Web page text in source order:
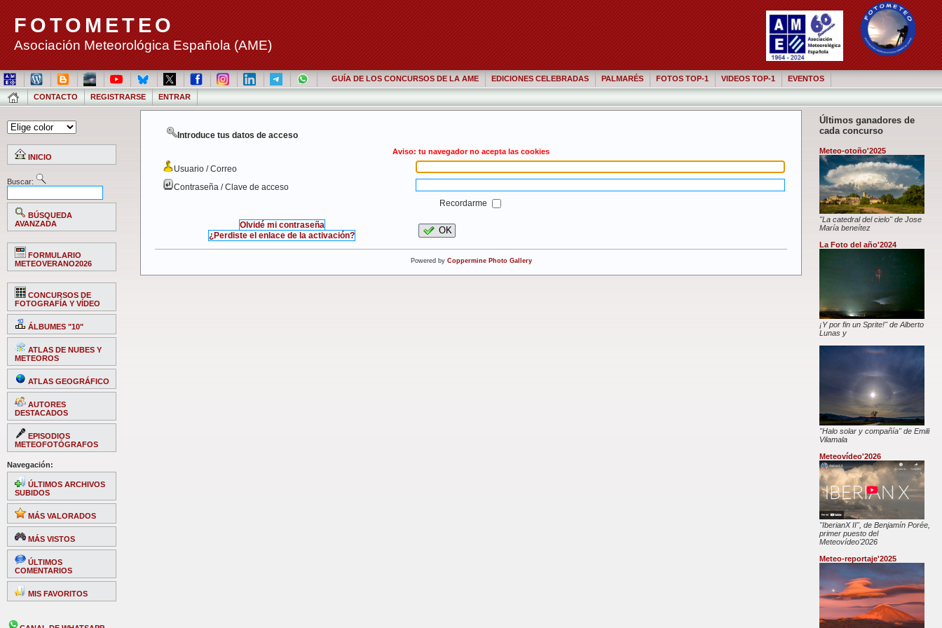
FOTOMETEO
Asociación Meteorológica Española (AME)
GUÍA DE LOS CONCURSOS DE LA AME EDICIONES CELEBRADAS PALMARÉS FOTOS TOP-1 VIDEOS TOP-1 EVENTOS
CONTACTO REGISTRARSE ENTRAR
INICIO
Buscar:
BÚSQUEDA
AVANZADA
FORMULARIO
METEOVERANO2026
CONCURSOS DE
FOTOGRAFÍA Y VÍDEO
ÁLBUMES "10"
ATLAS DE NUBES Y
METEOROS
ATLAS GEOGRÁFICO
AUTORES
DESTACADOS
EPISODIOS
METEOFOTÓGRAFOS
Navegación:
ÚLTIMOS ARCHIVOS
SUBIDOS
MÁS VALORADOS
MÁS VISTOS
ÚLTIMOS
COMENTARIOS
MIS FAVORITOS
Últimos ganadores de
cada concurso
Meteo-otoño'2025
"La catedral del cielo" de Jose
María beneítez
La Foto del año'2024
¡Y por fin un Sprite!" de Alberto
Lunas y
"Halo solar y compañía" de Emili
Vilamala
Meteovídeo'2026
"IberianX II", de Benjamín Porée,
primer puesto del
Meteovídeo'2026
Meteo-reportaje'2025
Introduce tus datos de acceso
Aviso: tu navegador no acepta las cookies
Usuario / Correo
Contraseña / Clave de acceso
Recordarme
Olvidé mi contraseña
¿Perdiste el enlace de la activación?
OK
Powered by Coppermine Photo Gallery